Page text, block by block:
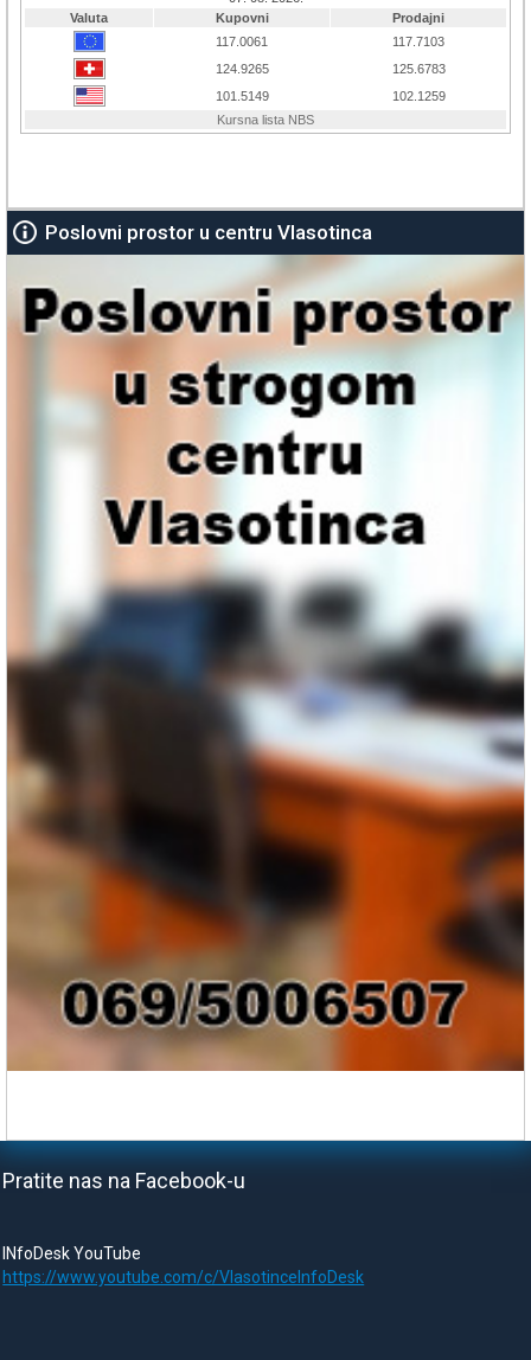
Poslovni prostor u centru Vlasotinca
Pratite nas na Facebook-u
INfoDesk YouTube
https://www.youtube.com/c/VlasotinceInfoDesk